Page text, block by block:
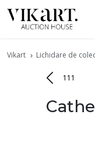
Vikart Lichidare de
111